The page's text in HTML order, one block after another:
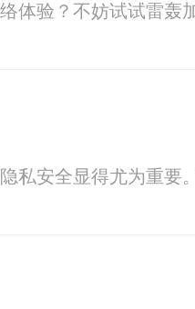
体验？不妨试试雷
私安全显得尤为重要